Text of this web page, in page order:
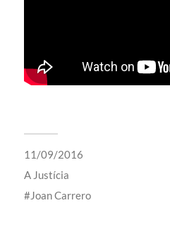
11/09/2016
A Justícia
Joan Carrero